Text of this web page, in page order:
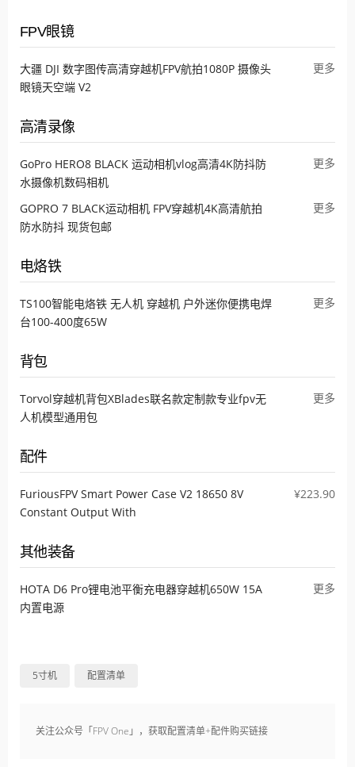
FPV眼镜
大疆 DJI 数字图传高清穿越机FPV航拍1080P 摄像头
眼镜天空端 V2
更多
高清录像
GoPro HERO8 BLACK 运动相机vlog高清4K防抖防
水摄像机数码相机
更多
GOPRO 7 BLACK运动相机 FPV穿越机4K高清航拍
防水防抖 现货包邮
更多
电烙铁
TS100智能电烙铁 无人机 穿越机 户外迷你便携电焊
台100-400度65W
更多
背包
Torvol穿越机背包XBlades联名款定制款专业fpv无
人机模型通用包
更多
配件
FuriousFPV Smart Power Case V2 18650 8V
Constant Output With
¥223.90
其他装备
HOTA D6 Pro锂电池平衡充电器穿越机650W 15A
内置电源
更多
5寸机 配置清单
关注公众号「FPV One」，获取配置清单+配件购买链接